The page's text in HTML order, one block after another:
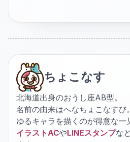
ちょこなす
北海道出身のおうし座AB型。
名前の由来はへなちょこなすび。
ゆるキャラを描くのが得意な一
イラストACやLINEスタンプな